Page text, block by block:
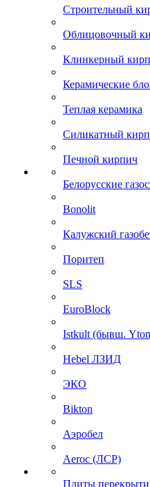
Строительный
Облицовочный
Клинкерный
Керамические
Теплая керамика
Силикатный
Печной кирпич
Белорусские
Bonolit
Калужский
Поритеп
SLS
EuroBlock
Istkult (бывш.
Hebel ЛЗИД
ЭКО
Bikton
Аэробел
Aeroc (ЛСР)
Плиты